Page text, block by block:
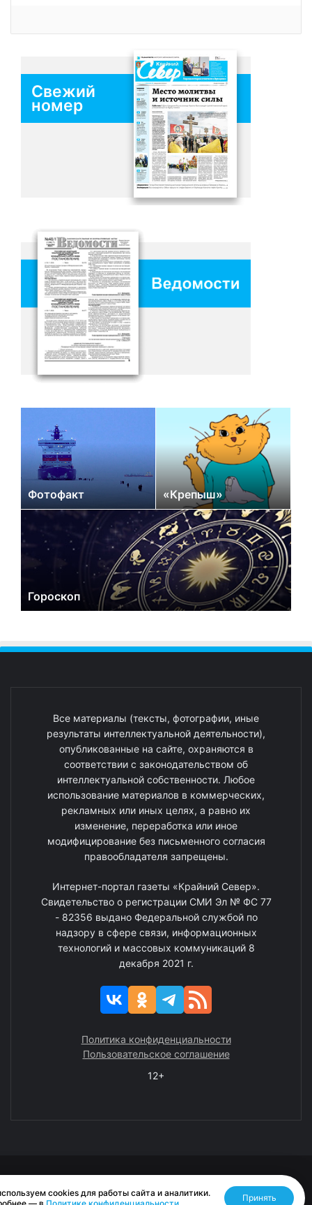
Свежий
номер
Фотофакт «Крепыш»
Гороскоп
Все материалы (тексты, фотографии, иные
результаты интеллектуальной деятельности),
опубликованные на сайте, охраняются в
соответствии с законодательством об
интеллектуальной собственности. Любое
использование материалов в коммерческих,
рекламных или иных целях, а равно их
изменение, переработка или иное
модифицирование без письменного согласия
правообладателя запрещены.
Интернет-портал газеты «Крайний Север».
Свидетельство о регистрации СМИ Эл № ФС 77
- 82356 выдано Федеральной службой по
надзору в сфере связи, информационных
технологий и массовых коммуникаций 8
декабря 2021 г.
Политика конфиденциальности
Пользовательское соглашение
12+
Разработано RASA
cookies для работы сайта и аналитики.
Принять